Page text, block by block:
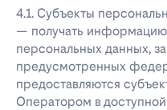
4.1. Субъекты
— получать
персональных данных,
предусмотренных
предоставляются
Оператором в